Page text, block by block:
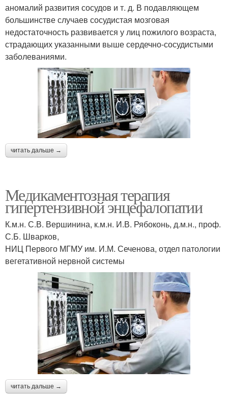
аномалий развития сосудов и т. д. В подавляющем
большинстве случаев сосудистая мозговая
недостаточность развивается у лиц пожилого возраста,
страдающих указанными выше сердечно-сосудистыми
заболеваниями.
читать дальше →
Медикаментозная терапия
гипертензивной энцефалопатии
К.м.н. С.В. Вершинина, к.м.н. И.В. Рябоконь, д.м.н., проф.
С.Б. Шварков,
НИЦ Первого МГМУ им. И.М. Сеченова, отдел патологии
вегетативной нервной системы
читать дальше →